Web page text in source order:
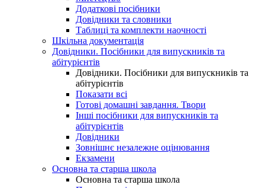
Додаткові посібники
Довідники та словники
Таблиці та комплекти наочності
Шкільна документація
Довідники. Посібники для випускників та
абітурієнтів
Довідники. Посібники для випускників та
абітурієнтів
Показати всі
Готові домашні завдання. Твори
Інші посібники для випускників та
абітурієнтів
Довідники
Зовнішнє незалежне оцінювання
Екзамени
Основна та старша школа
Основна та старша школа